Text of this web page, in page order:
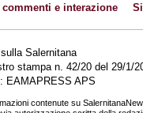
e interazione
Salernitana
stampa n. 42/20 del 29/1/
EAMAPRESS APS
contenute su